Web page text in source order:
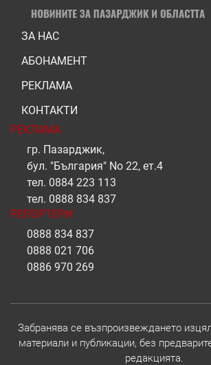
ЗА НАС
АБОНАМЕНТ
РЕКЛАМА
КОНТАКТИ
РЕКЛАМА
гр. Пазарджик,
бул. "България" No 22, ет.4
тел. 0884 223 113
тел. 0888 834 837
РЕПОРТЕРИ
0888 834 837
0888 021 706
0886 970 269
Забранява се възпроизвеждането
материали и публикации, без
редакцията.